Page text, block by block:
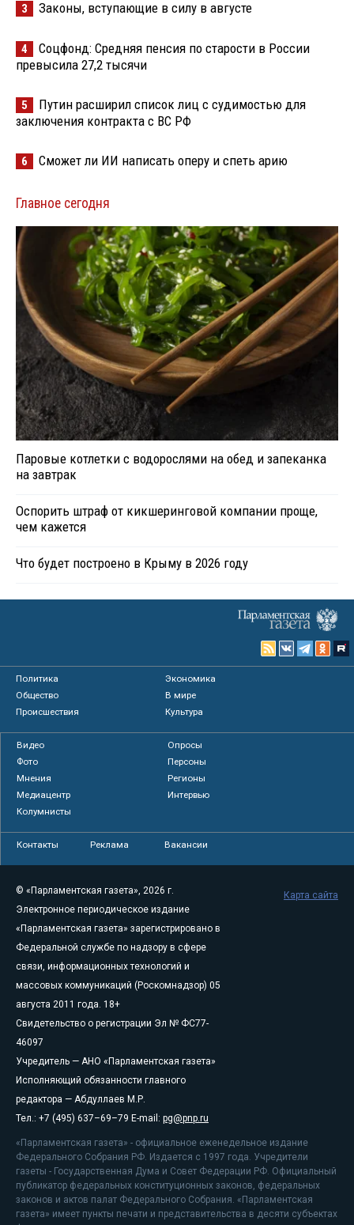
3 Законы, вступающие в силу в августе
4
Соцфонд: Средняя пенсия по старости в России
превысила 27,2 тысячи
5
Путин расширил список лиц с судимостью для
заключения контракта с ВС РФ
6 Сможет ли ИИ написать оперу и спеть арию
Главное сегодня
Паровые котлетки с водорослями на обед и запеканка
на завтрак
Оспорить штраф от кикшеринговой компании проще,
чем кажется
Что будет построено в Крыму в 2026 году
Политика
Экономика
Общество
В мире
Происшествия
Культура
Видео
Опросы
Фото
Персоны
Мнения
Регионы
Медиацентр
Интервью
Колумнисты
Контакты Реклама Вакансии
© «Парламентская газета», 2026 г.
Электронное периодическое издание
«Парламентская газета» зарегистрировано в
Федеральной службе по надзору в сфере
связи, информационных технологий и
массовых коммуникаций (Роскомнадзор) 05
августа 2011 года. 18+
Свидетельство о регистрации Эл № ФС77-
46097
Учредитель — АНО «Парламентская газета»
Исполняющий обязанности главного
редактора — Абдуллаев М.Р.
Тел.: +7 (495) 637–69–79 E-mail: pg@pnp.ru
«Парламентская газета» - официальное еженедельное издание
Федерального Собрания РФ. Издается с 1997 года. Учредители
газеты - Государственная Дума и Совет Федерации РФ. Официальный
публикатор федеральных конституционных законов, федеральных
законов и актов палат Федерального Собрания. «Парламентская
газета» имеет пункты печати и представительства в десяти субъектах
Карта сайта